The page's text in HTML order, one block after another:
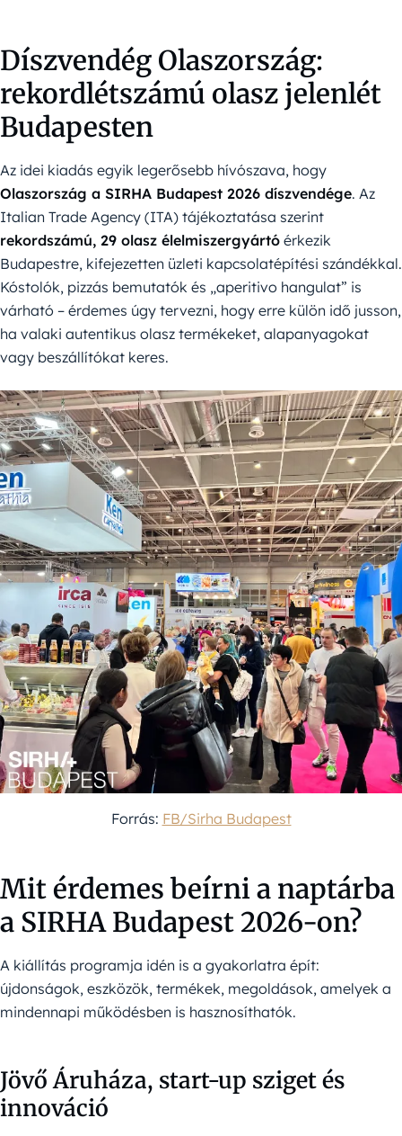
Díszvendég Olaszország:
rekordlétszámú olasz jelenlét
Budapesten
Az idei kiadás egyik legerősebb hívószava, hogy
Olaszország a SIRHA Budapest 2026 díszvendége. Az
Italian Trade Agency (ITA) tájékoztatása szerint
rekordszámú, 29 olasz élelmiszergyártó érkezik
Budapestre, kifejezetten üzleti kapcsolatépítési szándékkal.
Kóstolók, pizzás bemutatók és „aperitivo hangulat” is
várható – érdemes úgy tervezni, hogy erre külön idő jusson,
ha valaki autentikus olasz termékeket, alapanyagokat
vagy beszállítókat keres.
Forrás: FB/Sirha Budapest
Mit érdemes beírni a naptárba
a SIRHA Budapest 2026-on?
A kiállítás programja idén is a gyakorlatra épít:
újdonságok, eszközök, termékek, megoldások, amelyek a
mindennapi működésben is hasznosíthatók.
Jövő Áruháza, start-up sziget és
innováció